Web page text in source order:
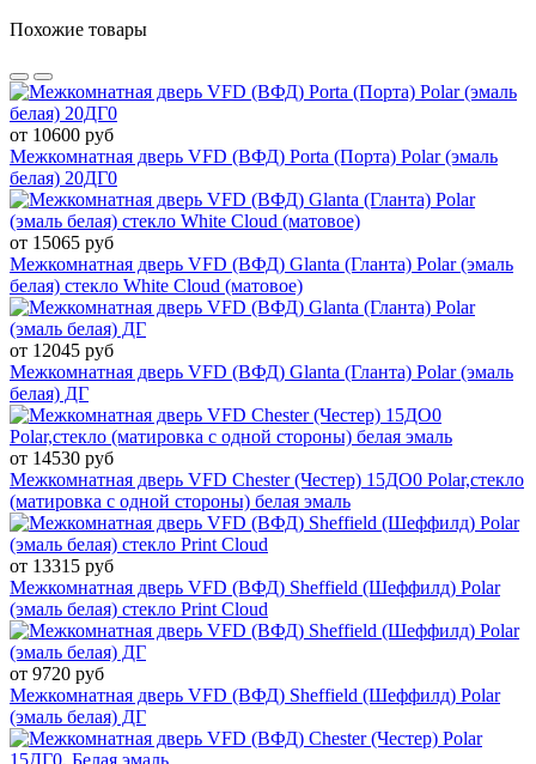
Похожие товары
от 10600 руб
Межкомнатная дверь VFD (ВФД) Porta (Порта) Polar (эмаль
белая) 20ДГ0
от 15065 руб
Межкомнатная дверь VFD (ВФД) Glanta (Гланта) Polar (эмаль
белая) стекло White Cloud (матовое)
от 12045 руб
Межкомнатная дверь VFD (ВФД) Glanta (Гланта) Polar (эмаль
белая) ДГ
от 14530 руб
Межкомнатная дверь VFD Chester (Честер) 15ДО0 Polar,стекло
(матировка с одной стороны) белая эмаль
от 13315 руб
Межкомнатная дверь VFD (ВФД) Sheffield (Шеффилд) Рolar
(эмаль белая) стекло Print Cloud
от 9720 руб
Межкомнатная дверь VFD (ВФД) Sheffield (Шеффилд) Polar
(эмаль белая) ДГ